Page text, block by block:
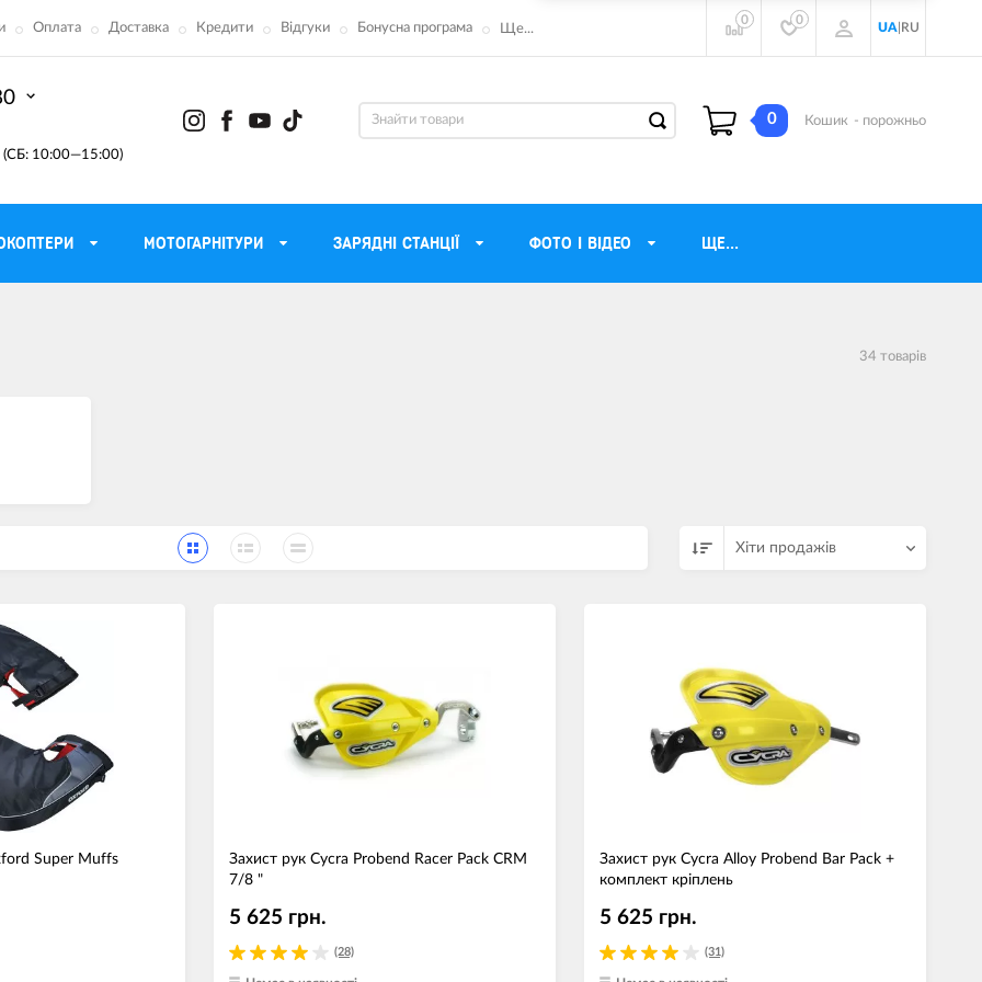
Оплата Доставка Кредити Відгуки Бонусна програма Ще...
0 0
UA| RU
10:00—15:00)
0 Кошик - порожньо
МОТОГАРНІТУРИ ЗАРЯДНІ СТАНЦІЇ ФОТО І ВІДЕО ЩЕ...
для
Охолоджуюча рідина
PowerBank (Зовнішні
акумулятори)
34 товарiв
Хіти продажів
Super Muffs
Захист рук Cycra Probend Racer Pack CRM
7/8 "
(28)
5 625 грн.
Захист рук Cycra Alloy Probend Bar Pack +
комплект кріплень
(31)
5 625 грн.